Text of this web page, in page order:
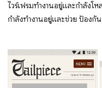
ไวร์เฟรมทำงานอยู่และกำลังโ
กำลังทำงานอยู่และช่วย ป้องกัน